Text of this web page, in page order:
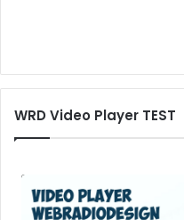
WRD Video Player TEST